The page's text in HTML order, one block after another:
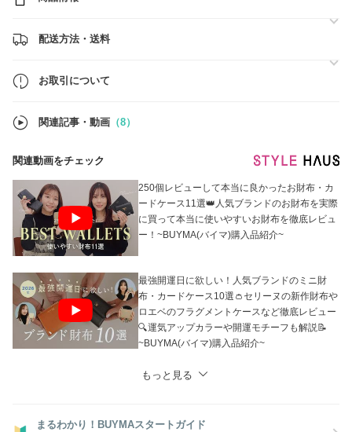
https://www.buyma.com/contents/safety/anshin.html
サイズが合わない等の場合の返品も、対象商品に限りますが、バイマあ
んしんプラスにご加入の場合、ポイントにて返金される制度がございま
す。
配送方法・送料
お取引について
関連記事・動画 （8）
関連動画をチェック
250個レビューして本当に良かったお財布・カ
ードケース11選👑人気ブランドのお財布を実際
に買って本当に使いやすいお財布を徹底レビュ
ー！~BUYMA(バイマ)購入品紹介~
最強開運日に欲しい！人気ブランドのミニ財
布・カードケース10選👛セリーヌの新作財布や
ロエベのフラグメントケースなど徹底レビュー
🔍運気アップカラーや開運モチーフも解説📝
~BUYMA(バイマ)購入品紹介~
もっと見る
まるわかり！BUYMAスタートガイド